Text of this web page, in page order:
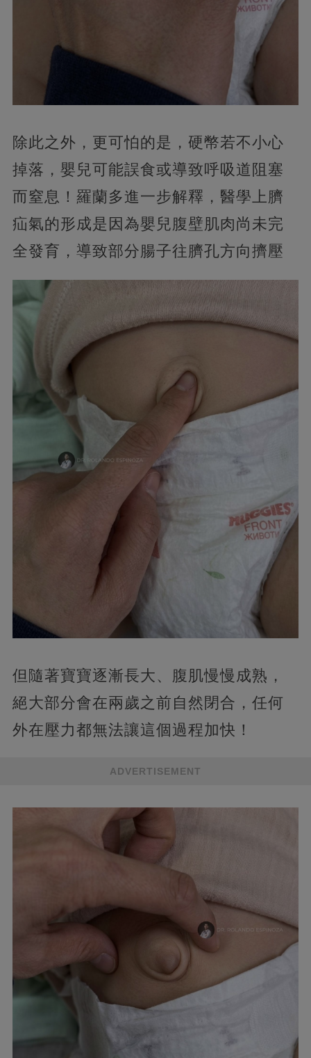
除此之外，更可怕的是，硬幣若不小心
掉落，嬰兒可能誤食或導致呼吸道阻塞
而窒息！羅蘭多進一步解釋，醫學上臍
疝氣的形成是因為嬰兒腹壁肌肉尚未完
全發育，導致部分腸子往臍孔方向擠壓
但隨著寶寶逐漸長大、腹肌慢慢成熟，
絕大部分會在兩歲之前自然閉合，任何
外在壓力都無法讓這個過程加快！
ADVERTISEMENT